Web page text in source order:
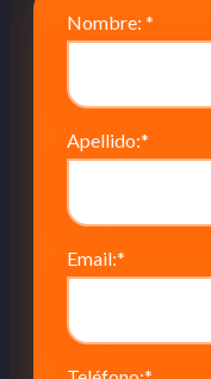
Nombre: *
Apellido:*
Email:*